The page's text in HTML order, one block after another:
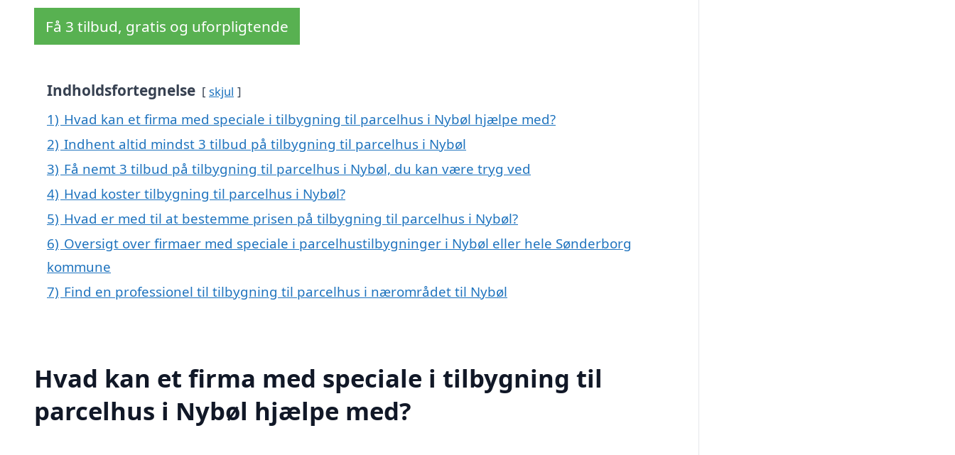
Få 3 tilbud, gratis og uforpligtende
Indholdsfortegnelse skjul
1) Hvad kan et firma med speciale i tilbygning til parcelhus i Nybøl hjælpe med?
2) Indhent altid mindst 3 tilbud på tilbygning til parcelhus i Nybøl
3) Få nemt 3 tilbud på tilbygning til parcelhus i Nybøl, du kan være tryg ved
4) Hvad koster tilbygning til parcelhus i Nybøl?
5) Hvad er med til at bestemme prisen på tilbygning til parcelhus i Nybøl?
6) Oversigt over firmaer med speciale i parcelhustilbygninger i Nybøl eller hele Sønderborg
kommune
7) Find en professionel til tilbygning til parcelhus i nærområdet til Nybøl
Hvad kan et firma med speciale i tilbygning til
parcelhus i Nybøl hjælpe med?